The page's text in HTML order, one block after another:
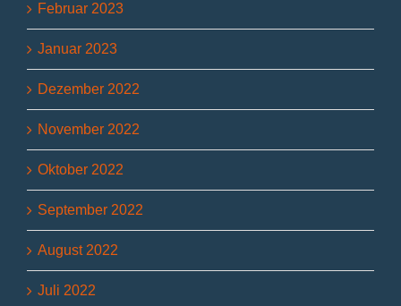
Februar 2023
Januar 2023
Dezember 2022
November 2022
Oktober 2022
September 2022
August 2022
Juli 2022